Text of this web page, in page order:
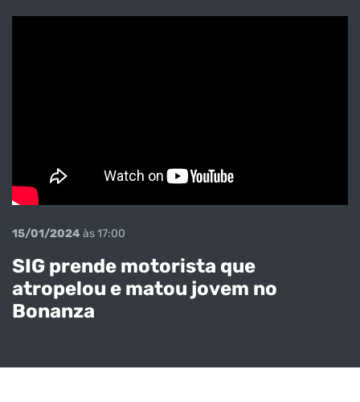
15/01/2024 às 17:00
SIG prende motorista que
atropelou e matou jovem no
Bonanza
depois de